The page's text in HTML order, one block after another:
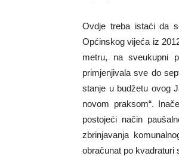
Ovdje treba istaći da
Općinskog vijeća iz
metru, na sveukupni
primjenjivala sve do
stanje u budžetu ovog
novom praksom“.
postojeći način
zbrinjavanja
obračunat po kvadraturi